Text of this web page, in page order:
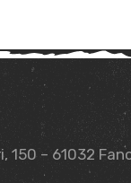
150 – 61032